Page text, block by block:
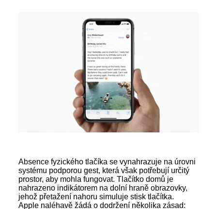
Absence fyzického tlačíka se vynahrazuje na úrovni
systému podporou gest, která však potřebují určitý
prostor, aby mohla fungovat. Tlačítko domů je
nahrazeno indikátorem na dolní hraně obrazovky,
jehož přetažení nahoru simuluje stisk tlačítka.
Apple naléhavě žádá o dodržení několika zásad: